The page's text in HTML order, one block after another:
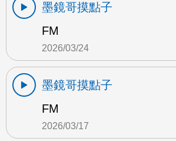
墨鏡哥摸點子
FM
2026/03/24
墨鏡哥摸點子
FM
2026/03/17